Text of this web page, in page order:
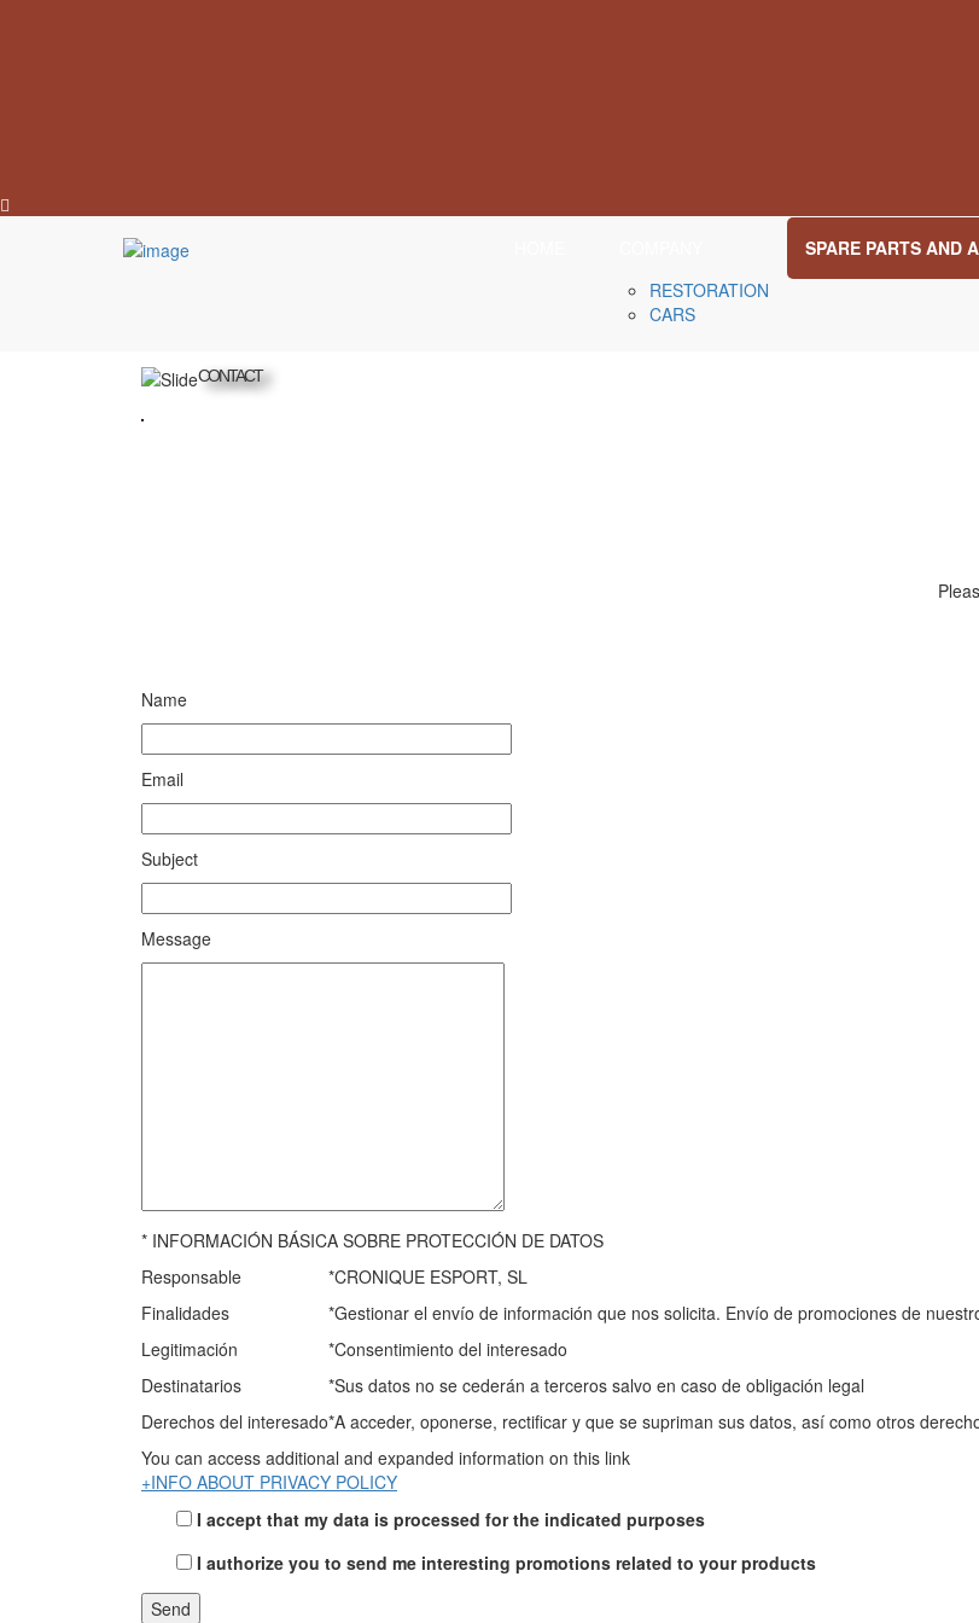
RESTORATION
CARS
SPARE PARTS AND
CONTACT
Name
Email
Subject
Message
* INFORMACIÓN BÁSICA SOBRE PROTECCIÓN DE DATOS
Responsable
*CRONIQUE ESPORT, SL
Finalidades
*Gestionar el envío de información que nos solicita. Envío de promociones de
Legitimación
*Consentimiento del interesado
Destinatarios
*Sus datos no se cederán a terceros salvo en caso de obligación legal
Derechos del interesado*A acceder, oponerse, rectificar y que se supriman sus datos, así como otros
You can access additional and expanded information on this link
+INFO ABOUT PRIVACY POLICY
I accept that my data is processed for the indicated purposes
I authorize you to send me interesting promotions related to your products